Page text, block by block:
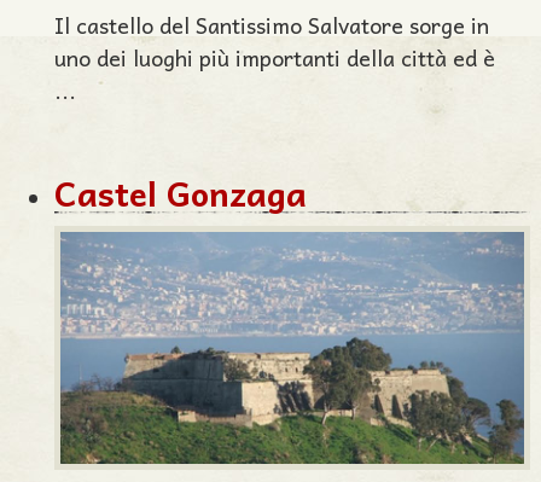
Il castello del Santissimo Salvatore sorge in
uno dei luoghi più importanti della città ed è
...
Castel Gonzaga